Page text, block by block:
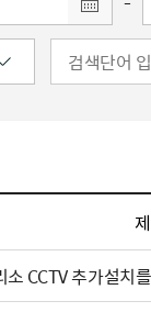
CCTV 추가설치